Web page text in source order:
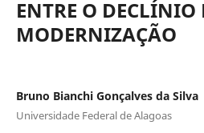
ENTRE O DECLÍNIO
MODERNIZAÇÃO
Bruno Bianchi Gonçalves da Silva
Universidade Federal de Alagoas